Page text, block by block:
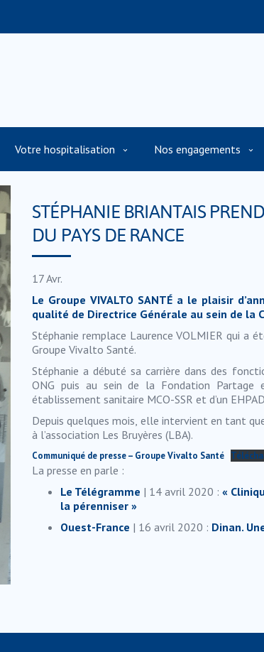
Votre hospitalisation Nos engagements
STÉPHANIE BRIANTAIS
DU PAYS DE RANCE
17Avr.
Le Groupe VIVALTO SANTÉ a le plaisir
qualité de Directrice Générale au sein de la
Stéphanie remplace Laurence VOLMIER qui a
Groupe Vivalto Santé.
Stéphanie a débuté sa carrière dans des
ONG puis au sein de la Fondation
établissement sanitaire MCO-SSR et d’un
Depuis quelques mois, elle intervient en tant
à l’association Les Bruyères (LBA).
Communiqué de presse – Groupe Vivalto Santé
La presse en parle :
Le Télégramme | 14 avril 2020 : «
la pérenniser »
Ouest-France | 16 avril 2020 : Dinan.